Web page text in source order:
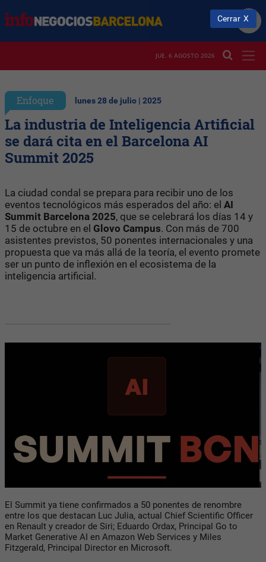
JUE. 6 AGOSTO 2026
Enfoque lunes 28 de julio | 2025
La industria de Inteligencia Artificial
se dará cita en el Barcelona AI
Summit 2025
La ciudad condal se prepara para recibir uno de los
eventos tecnológicos más esperados del año: el AI
Summit Barcelona 2025, que se celebrará los días 14 y
15 de octubre en el Glovo Campus. Con más de 700
asistentes previstos, 50 ponentes internacionales y una
propuesta que va más allá de la teoría, el evento promete
ser un punto de inflexión en el ecosistema de la
inteligencia artificial.
El Summit ya tiene confirmados a 50 ponentes de renombre
entre los que destacan Luc Julia, actual Chief Scientific Officer
en Renault y creador de Siri; Eduardo Ordax, Principal Go to
Market Generative AI en Amazon Web Services y Miles
Fitzgerald, Principal Director en Microsoft.
Cerrar